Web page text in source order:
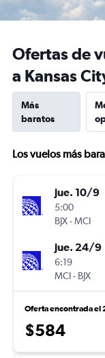
Ofertas de
a Kansas
Más
baratos
Los vuelos más
jue. 10/9
5:00
BJX-MCI
jue. 24/9
6:19
MCI- BJX
Oferta encontrada el
$584